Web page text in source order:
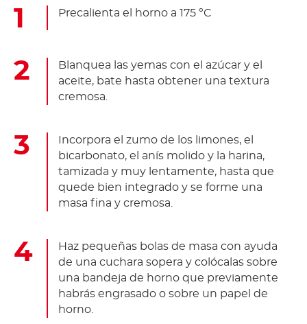
Precalienta el horno a 175 ºC
Blanquea las yemas con el azúcar y el
aceite, bate hasta obtener una textura
cremosa.
Incorpora el zumo de los limones, el
bicarbonato, el anís molido y la harina,
tamizada y muy lentamente, hasta que
quede bien integrado y se forme una
masa fina y cremosa.
Haz pequeñas bolas de masa con ayuda
de una cuchara sopera y colócalas sobre
una bandeja de horno que previamente
habrás engrasado o sobre un papel de
horno.